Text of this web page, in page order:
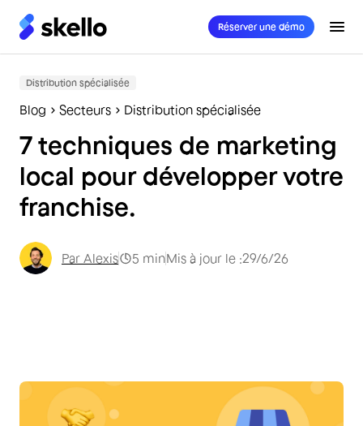
Réserver une démo
Distribution spécialisée
Blog Secteurs Distribution spécialisée
7 techniques de marketing
local pour développer votre
franchise.
Par Alexis 5 minMis à jour le :29/6/26